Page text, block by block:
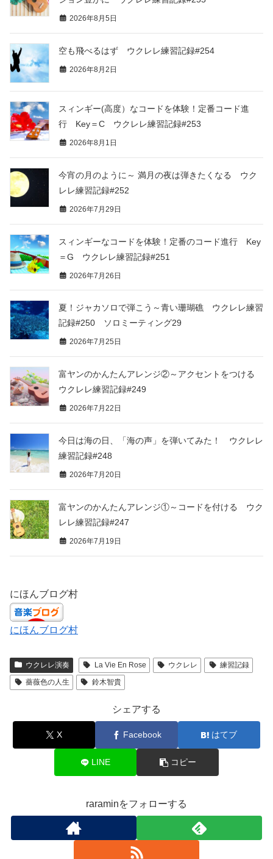
2026年8月5日
空も飛べるはず ウクレレ練習記録#254
2026年8月2日
スィンギー(高度）なコードを体験！定番コード進
行 Key＝C ウクレレ練習記録#253
2026年8月1日
今宵の月のように～ 満月の夜は弾きたくなる ウク
レレ練習記録#252
2026年7月29日
スィンギーなコードを体験！定番のコード進行 Key
＝G ウクレレ練習記録#251
2026年7月26日
夏！ジャカソロで弾こう～青い珊瑚礁 ウクレレ練習
記録#250 ソロミーティング29
2026年7月25日
富ヤンのかんたんアレンジ②～アクセントをつける
ウクレレ練習記録#249
2026年7月22日
今日は海の日、「海の声」を弾いてみた！ ウクレレ
練習記録#248
2026年7月20日
富ヤンのかんたんアレンジ①～コードを付ける ウク
レレ練習記録#247
2026年7月19日
にほんブログ村
にほんブログ村
ウクレレ演奏 La Vie En Rose ウクレレ
練習記録
薔薇色の人生
鈴木智貴
シェアする
X Facebook はてブ
LINE コピー
raraminをフォローする